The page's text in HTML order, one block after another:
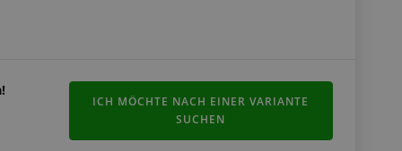
ICH MÖCHTE NACH EINER VARIANTE
SUCHEN